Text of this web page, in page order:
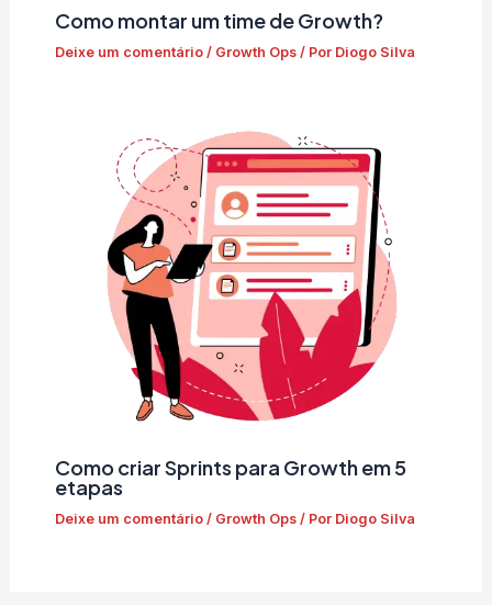
Como montar um time de Growth?
Deixe um comentário / Growth Ops/ Por Diogo Silva
Como criar Sprints para Growth em 5
etapas
Deixe um comentário / Growth Ops/ Por Diogo Silva